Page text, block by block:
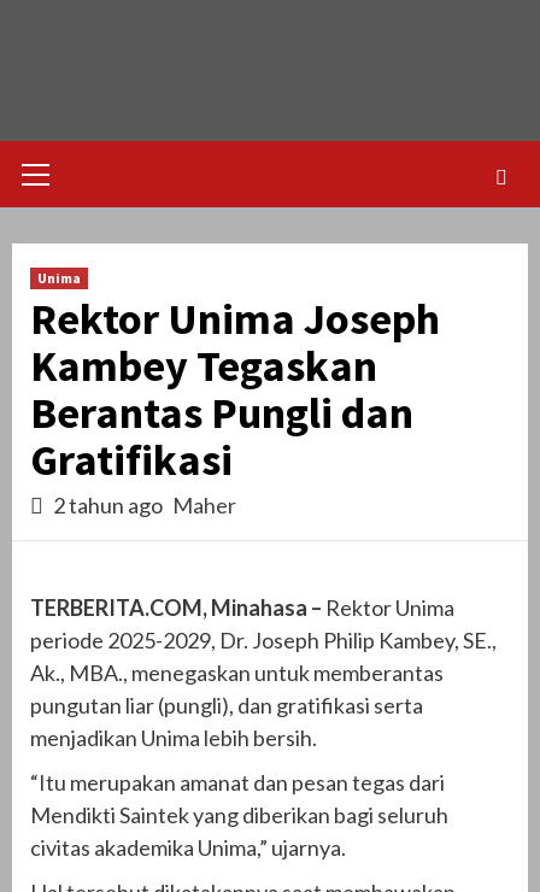
Menu
Unima
Rektor Unima Joseph
Kambey Tegaskan
Berantas Pungli dan
Gratifikasi
2 tahun ago Maher
TERBERITA.COM, Minahasa – Rektor Unima
periode 2025-2029, Dr. Joseph Philip Kambey, SE.,
Ak., MBA., menegaskan untuk memberantas
pungutan liar (pungli), dan gratifikasi serta
menjadikan Unima lebih bersih.
“Itu merupakan amanat dan pesan tegas dari
Mendikti Saintek yang diberikan bagi seluruh
civitas akademika Unima,” ujarnya.